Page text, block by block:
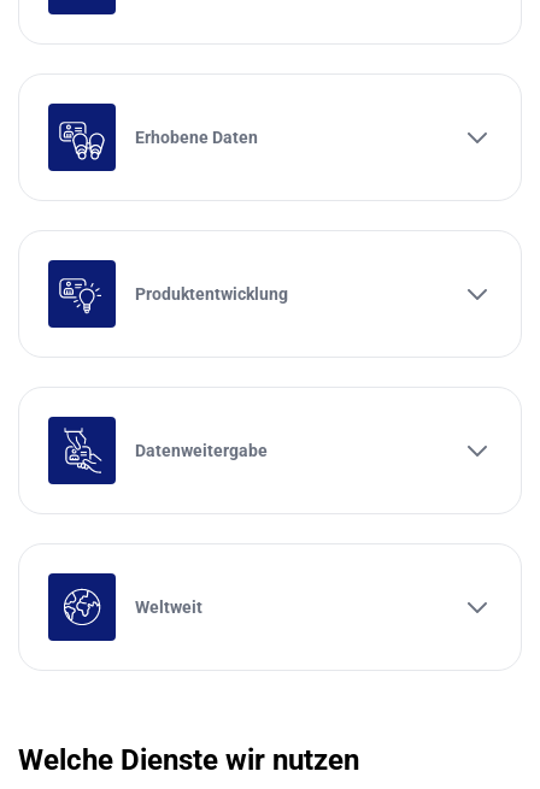
Erhobene Daten
Produktentwicklung
Datenweitergabe
Weltweit
Welche Dienste wir nutzen